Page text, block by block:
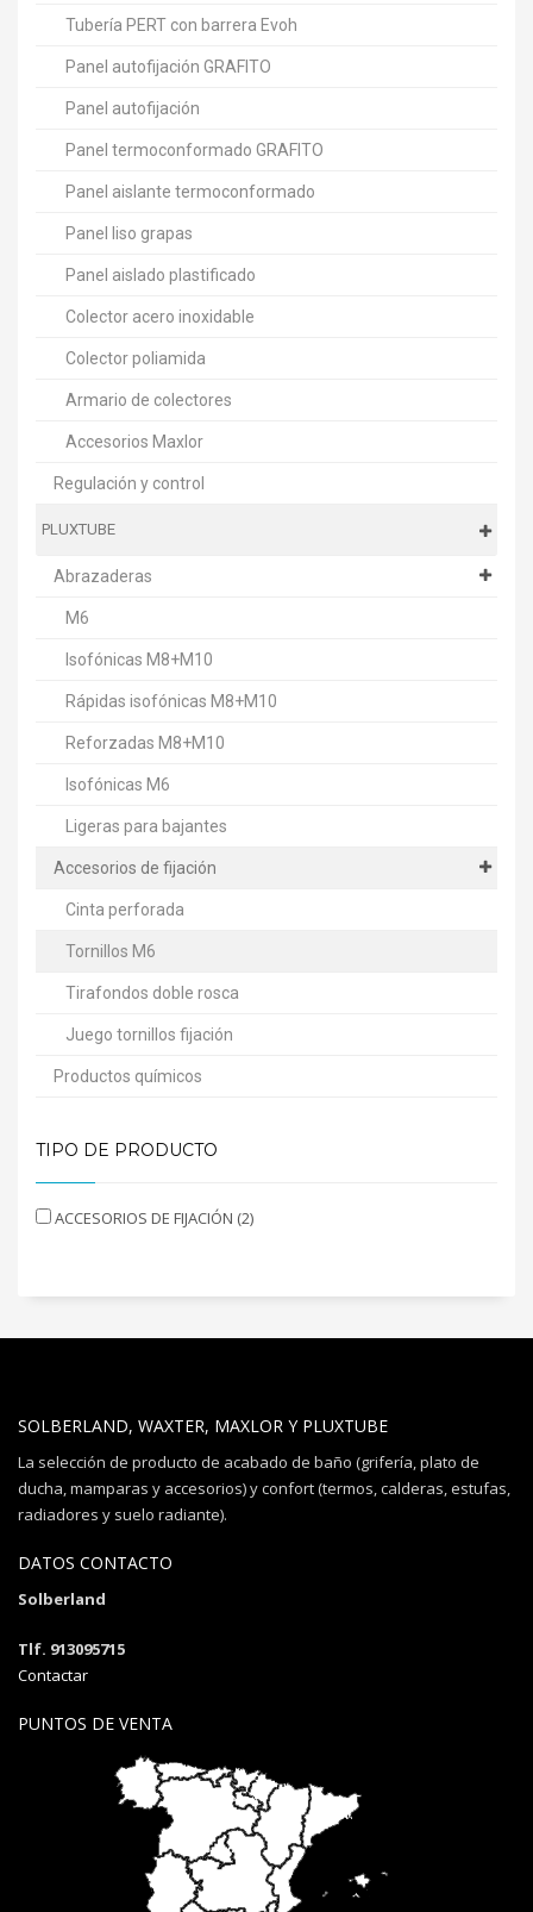
Tubería PERT con barrera Evoh
Panel autofijación GRAFITO
Panel autofijación
Panel termoconformado GRAFITO
Panel aislante termoconformado
Panel liso grapas
Panel aislado plastificado
Colector acero inoxidable
Colector poliamida
Armario de colectores
Accesorios Maxlor
Regulación y control
PLUXTUBE
Abrazaderas
M6
Isofónicas M8+M10
Rápidas isofónicas M8+M10
Reforzadas M8+M10
Isofónicas M6
Ligeras para bajantes
Accesorios de fijación
Cinta perforada
Tornillos M6
Tirafondos doble rosca
Juego tornillos fijación
Productos químicos
TIPO DE PRODUCTO
ACCESORIOS DE FIJACIÓN (2)
SOLBERLAND, WAXTER, MAXLOR Y PLUXTUBE
La selección de producto de acabado de baño (grifería, plato de
ducha, mamparas y accesorios) y confort (termos, calderas, estufas,
radiadores y suelo radiante).
DATOS CONTACTO
Solberland
Tlf. 913095715
Contactar
PUNTOS DE VENTA